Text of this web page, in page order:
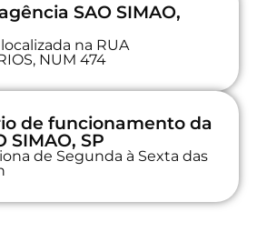
SAO SIMAO,
na RUA
NUM 474
de funcionamento da
SIMAO, SP
de Segunda à Sexta das